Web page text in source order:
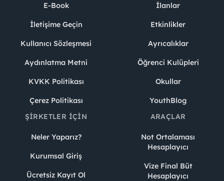
E-Book
İletişime Geçin
Kullanıcı Sözleşmesi
Aydınlatma Metni
KVKK Politikası
Çerez Politikası
İlanlar
Etkinlikler
Ayrıcalıklar
Öğrenci Kulüpleri
Okullar
YouthBlog
ŞIRKETLER İÇIN
Neler Yaparız?
Kurumsal Giriş
Ücretsiz Kayıt Ol
ARAÇLAR
Not Ortalaması
Hesaplayıcı
Vize Final Büt
Hesaplayıcı